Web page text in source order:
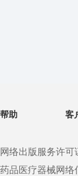
帮助 客
网络出版服务许可
药品医疗器械网络